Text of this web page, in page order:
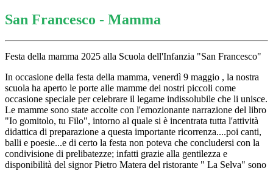
San Francesco - Mamma
Festa della mamma 2025 alla Scuola dell'Infanzia "San Francesco"
In occasione della festa della mamma, venerdì 9 maggio , la nostra
scuola ha aperto le porte alle mamme dei nostri piccoli come
occasione speciale per celebrare il legame indissolubile che li unisce.
Le mamme sono state accolte con l'emozionante narrazione del libro
"Io gomitolo, tu Filo", intorno al quale si è incentrata tutta l'attività
didattica di preparazione a questa importante ricorrenza....poi canti,
balli e poesie...e di certo la festa non poteva che concludersi con la
condivisione di prelibatezze; infatti grazie alla gentilezza e
disponibilità del signor Pietro Matera del ristorante " La Selva" sono